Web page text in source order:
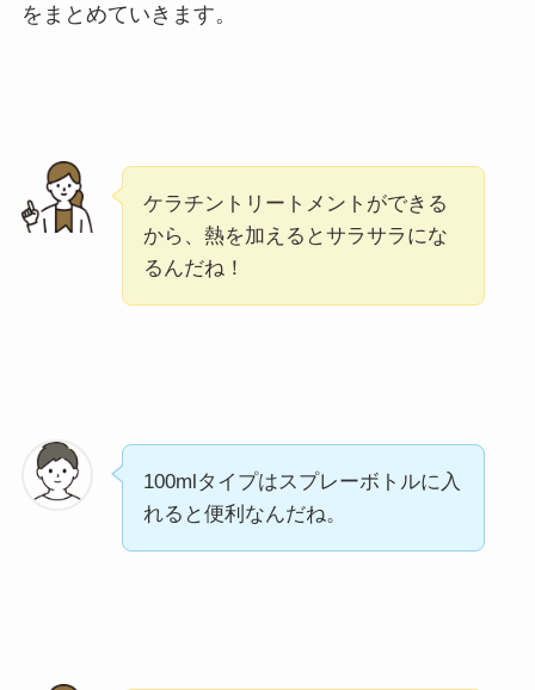
をまとめていきます。
ケラチントリートメントができる
から、熱を加えるとサラサラにな
るんだね！
100mlタイプはスプレーボトルに入
れると便利なんだね。